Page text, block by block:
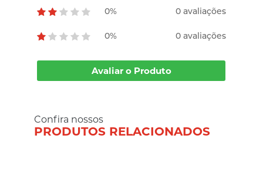
0% 0 avaliações
0% 0 avaliações
Avaliar o Produto
Confira nossos
PRODUTOS RELACIONADOS